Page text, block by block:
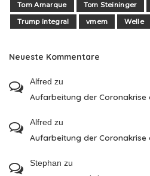
Tom Amarque
Tom Steininger
Trump integral
vmem Welle
Neueste Kommentare
Alfred zu
Aufarbeitung der Coronakrise
Alfred zu
Aufarbeitung der Coronakrise
Stephan zu